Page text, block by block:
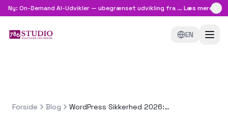
Ny: On-Demand AI-Udvikler — ubegrænset udvikling fra 8.999 kr/md
Læs mere
EN
Forside Blog WordPress Sikkerhed 2026: Beskyt din hjemmeside